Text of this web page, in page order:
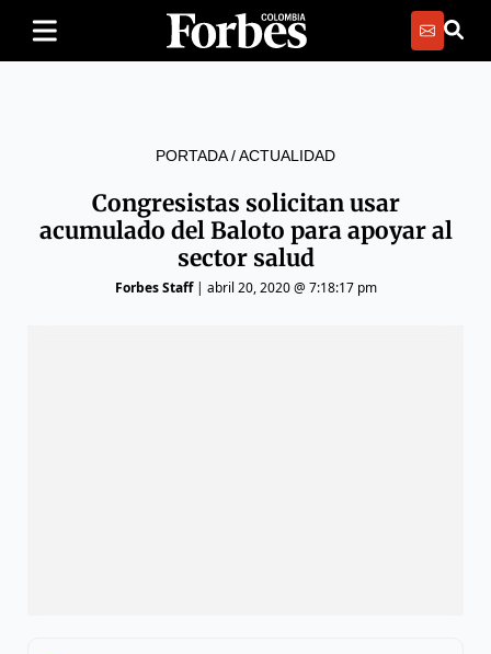
PORTADA/ACTUALIDAD
Congresistas solicitan usar
acumulado del Baloto para apoyar al
sector salud
Forbes Staff| abril 20, 2020 @ 7:18:17 pm